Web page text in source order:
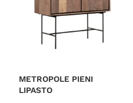
METROPOLE PIENI
LIPASTO